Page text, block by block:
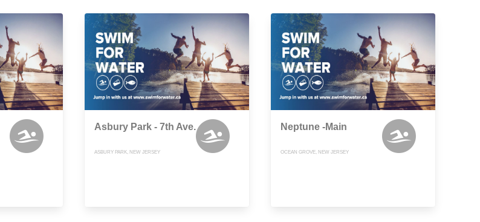
Asbury Park - 7th Ave.
ASBURY PARK, NEW JERSEY
Neptune -Main
OCEAN GROVE, NEW JERSEY